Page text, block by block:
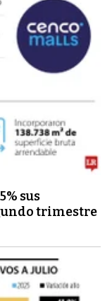
sus
trimestre